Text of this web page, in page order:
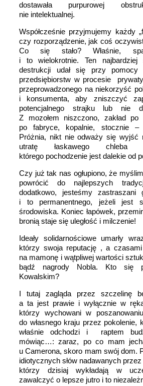
dostawała purpurowej
nie intelektualnej.
Współcześnie przyjmujemy każdy
czy rozporządzenie, jak coś
Co się stało? Właśnie,
i to wielokrotnie. Ten najbardziej
destrukcji udał się przy pomocy
przedsiębiorstw w procesie
przeprowadzonego na niekorzyść
i konsumenta, aby zniszczyć
potencjalnego strajku lub nie
Z mozołem niszczono, zakład po
po fabryce, kopalnie, stocznie –
Próżnia, nikt nie odważy się wyjść
utratę łaskawego chleba
którego pochodzenie jest dalekie od
Czy już tak nas ogłupiono, że
powrócić do najlepszych
dodatkowo, jesteśmy zastraszani
i to permanentnego, jeżeli jest
środowiska. Koniec łapówek,
bronią staje się uległość i milczenie!
Ideały solidarnościowe umarły
którzy swoja reputację , a czasami
na mamonę i wątpliwej wartości
bądź nagrody Nobla. Kto się
Kowalskim?
I tutaj zagląda przez szczelinę
a ta jest prawie i wyłącznie w
którzy wychowani w
do własnego kraju przez pokolenie,
właśnie odchodzi i raptem
mówiąc…: zaraz, po co mam
u Camerona, skoro mam swój dom.
idiotycznych słów nadawanych
którzy dzisiaj wykładają w
zawalczyć o lepsze jutro i to